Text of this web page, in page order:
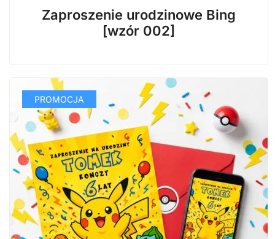
cena
wynosiła:
29,99 zł.
wynosi:
Zaproszenie urodzinowe Bing
[wzór 002]
PROMOCJA